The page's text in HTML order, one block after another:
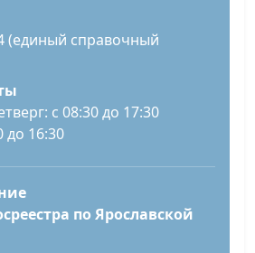
(единый справочный
с 08:30 до 17:30
до 16:30
по Ярославской